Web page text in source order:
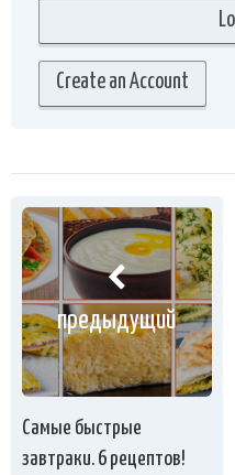
Create an Account
предыдущий
Самые быстрые
завтраки. 6 рецептов!